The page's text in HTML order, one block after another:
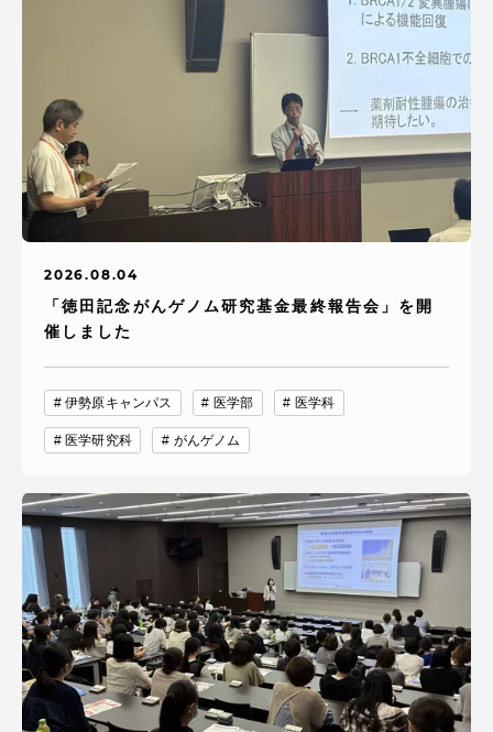
2026.08.04
「徳田記念がんゲノム研究基金最終報告会」を開
催しました
伊勢原キャンパス 医学部 医学科
医学研究科 がんゲノム